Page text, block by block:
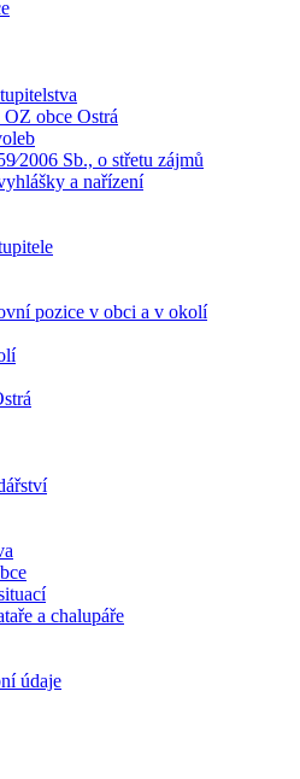
OZ obce Ostrá
Sb., o střetu zájmů
a nařízení
pozice v obci a v okolí
a chalupáře
údaje